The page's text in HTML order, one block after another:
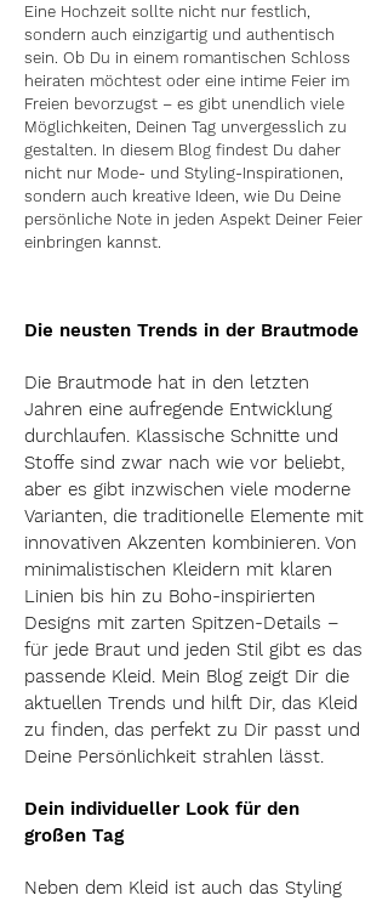
Eine Hochzeit sollte nicht nur festlich,
sondern auch einzigartig und authentisch
sein. Ob Du in einem romantischen Schloss
heiraten möchtest oder eine intime Feier im
Freien bevorzugst – es gibt unendlich viele
Möglichkeiten, Deinen Tag unvergesslich zu
gestalten. In diesem Blog findest Du daher
nicht nur Mode- und Styling-Inspirationen,
sondern auch kreative Ideen, wie Du Deine
persönliche Note in jeden Aspekt Deiner Feier
einbringen kannst.
Die neusten Trends in der Brautmode
Die Brautmode hat in den letzten
Jahren eine aufregende Entwicklung
durchlaufen. Klassische Schnitte und
Stoffe sind zwar nach wie vor beliebt,
aber es gibt inzwischen viele moderne
Varianten, die traditionelle Elemente mit
innovativen Akzenten kombinieren. Von
minimalistischen Kleidern mit klaren
Linien bis hin zu Boho-inspirierten
Designs mit zarten Spitzen-Details –
für jede Braut und jeden Stil gibt es das
passende Kleid. Mein Blog zeigt Dir die
aktuellen Trends und hilft Dir, das Kleid
zu finden, das perfekt zu Dir passt und
Deine Persönlichkeit strahlen lässt.
Dein individueller Look für den
großen Tag
Neben dem Kleid ist auch das Styling